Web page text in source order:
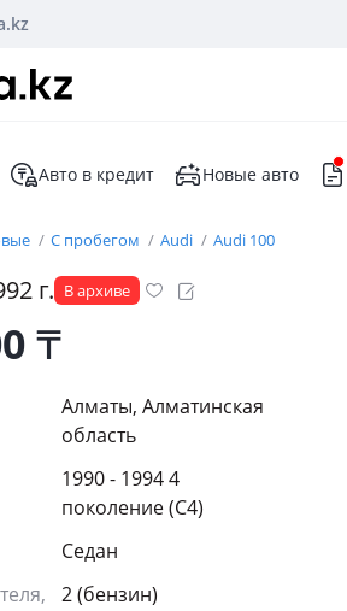
Авто в кредит Новые авто
С пробегом Audi Audi 100
г. В архиве
₸
Алматы, Алматинская
область
1990 - 1994 4
поколение (C4)
Седан
2 (бензин)